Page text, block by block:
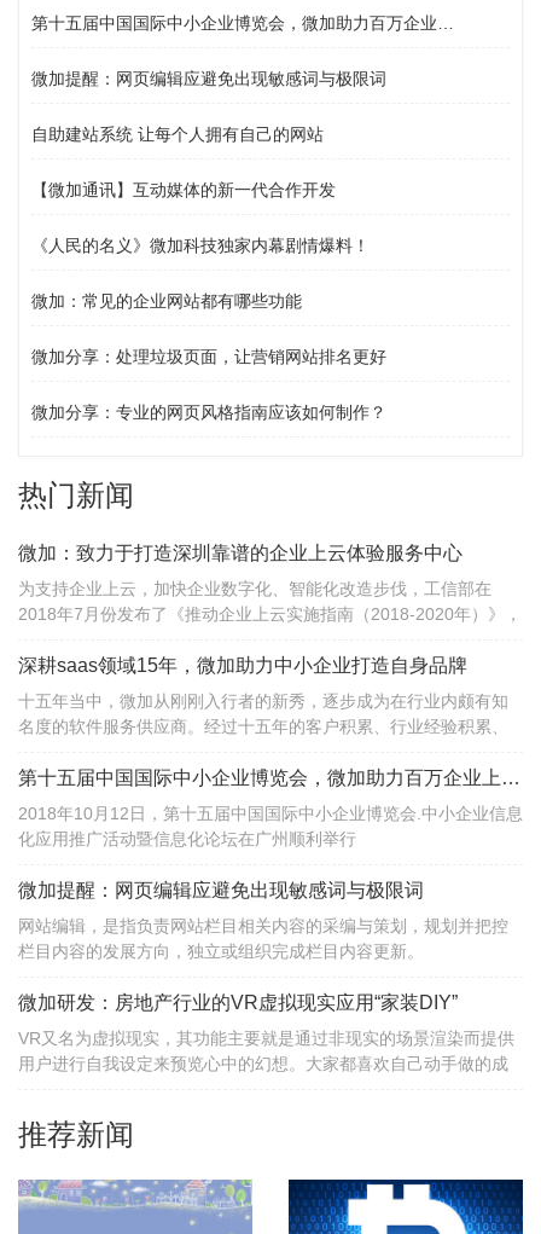
微加提醒：网页编辑应避免出现敏感词与极限词
自助建站系统 让每个人拥有自己的网站
【微加通讯】互动媒体的新一代合作开发
《人民的名义》微加科技独家内幕剧情爆料！
微加：常见的企业网站都有哪些功能
微加分享：处理垃圾页面，让营销网站排名更好
微加分享：专业的网页风格指南应该如何制作？
热门新闻
微加：致力于打造深圳靠谱的企业上云体验服务中心
为支持企业上云，加快企业数字化、智能化改造步伐，工信部在
2018年7月份发布了《推动企业上云实施指南（2018-2020年）》，
深耕saas领域15年，微加助力中小企业打造自身品牌
十五年当中，微加从刚刚入行者的新秀，逐步成为在行业内颇有知
名度的软件服务供应商。经过十五年的客户积累、行业经验积累、
地区saas领域知名供应商和数字营销解决方案提供者......
第十五届中国国际中小企业博览会，微加助力百万企业上云服务
2018年10月12日，第十五届中国国际中小企业博览会.中小企业信息
化应用推广活动暨信息化论坛在广州顺利举行
微加提醒：网页编辑应避免出现敏感词与极限词
网站编辑，是指负责网站栏目相关内容的采编与策划，规划并把控
栏目内容的发展方向，独立或组织完成栏目内容更新。
微加研发：房地产行业的VR虚拟现实应用“家装DIY”
VR又名为虚拟现实，其功能主要就是通过非现实的场景渲染而提供
用户进行自我设定来预览心中的幻想。大家都喜欢自己动手做的成
拥有感。
推荐新闻